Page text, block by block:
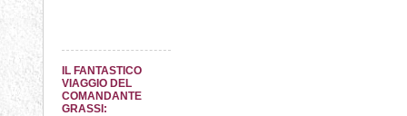
IL FANTASTICO
VIAGGIO DEL
COMANDANTE
GRASSI: